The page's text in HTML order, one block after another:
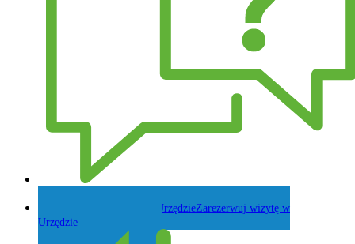
Zarezerwuj wizytę w
Urzędzie